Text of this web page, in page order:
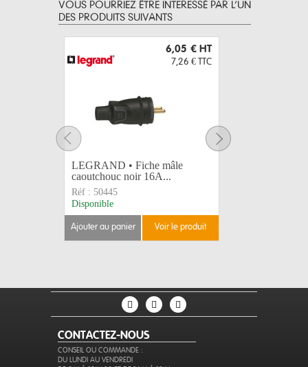
VOUS POURRIEZ ÊTRE INTERESSÉ PAR L’UN
DES PRODUITS SUIVANTS
6,05 € HT
7,26 € TTC
LEGRAND • Fiche mâle
caoutchouc noir 16A...
Réf : 50445
Disponible
ajouter au panier voir le produit
CONTACTEZ-NOUS
CONSEIL OU COMMANDE :
DU LUNDI AU VENDREDI